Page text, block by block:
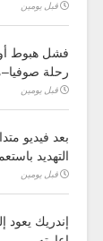
قبل يومين
فشل هبوط
رحلة
قبل يومين
بعد فيديو
التهديد
قبل يومين
إندريك يعود